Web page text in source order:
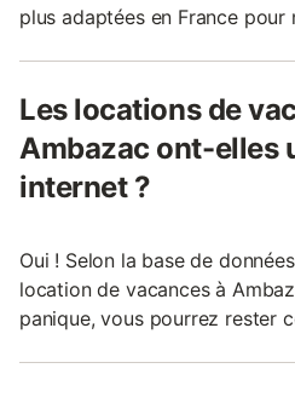
plus adaptées en France
Les locations de
Ambazac ont-elles
internet ?
Oui ! Selon la base de
location de vacances à
panique, vous pourrez rester